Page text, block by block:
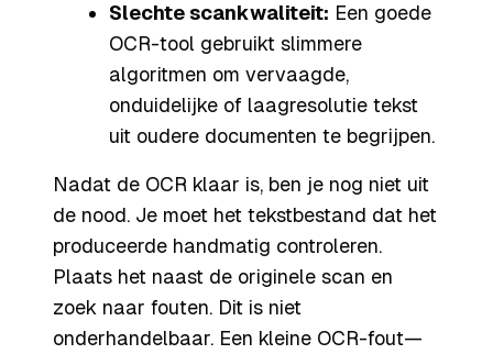
Slechte scankwaliteit: Een goede
OCR-tool gebruikt slimmere
algoritmen om vervaagde,
onduidelijke of laagresolutie tekst
uit oudere documenten te begrijpen.
Nadat de OCR klaar is, ben je nog niet uit
de nood. Je moet het tekstbestand dat het
produceerde handmatig controleren.
Plaats het naast de originele scan en
zoek naar fouten. Dit is niet
onderhandelbaar. Een kleine OCR-fout—